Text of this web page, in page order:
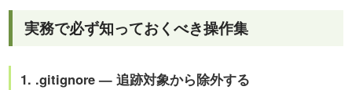
実務で必ず知っておくべき操作集
1. .gitignore — 追跡対象から除外する